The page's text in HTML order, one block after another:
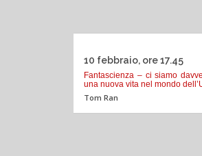
10 febbraio, ore 17.45
Fantascienza – ci siamo
una nuova vita nel mondo
Tom Ran